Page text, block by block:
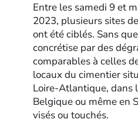
Entre les samedi 9 et
2023, plusieurs sites
ont été ciblés. Sans
concrétise par des
comparables à celles
locaux du cimentier
Loire-Atlantique, dans
Belgique ou même en
visés ou touchés.